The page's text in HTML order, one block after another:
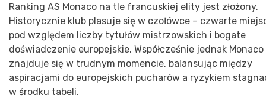
Ranking AS Monaco na tle francuskiej elity jest złożony.
Historycznie klub plasuje się w czołówce – czwarte
pod względem liczby tytułów mistrzowskich i bogate
doświadczenie europejskie. Współcześnie jednak Monaco
znajduje się w trudnym momencie, balansując między
aspiracjami do europejskich pucharów a ryzykiem
w środku tabeli.